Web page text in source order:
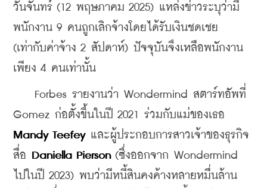
วันจันทร์ (12 พฤษภาคม 2025) แหล่งข่าวระบุว่ามี
พนักงาน 9 คนถูกเลิกจ้างโดยได้รับเงินชดเชย
(เท่ากับค่าจ้าง 2 สัปดาห์) ปัจจุบันจึงเหลือพนักงาน
เพียง 4 คนเท่านั้น
Forbes รายงานว่า Wondermind สตาร์ทอัพที่
Mandy Teefey และผู้ประกอบการสาวเจ้าของธุรกิจ
สื่อ Daniella Pierson (ซึ่งออกจาก Wondermind
ไปในปี 2023) พบว่ามีหนี้สินคงค้างหลายหมื่นล้าน